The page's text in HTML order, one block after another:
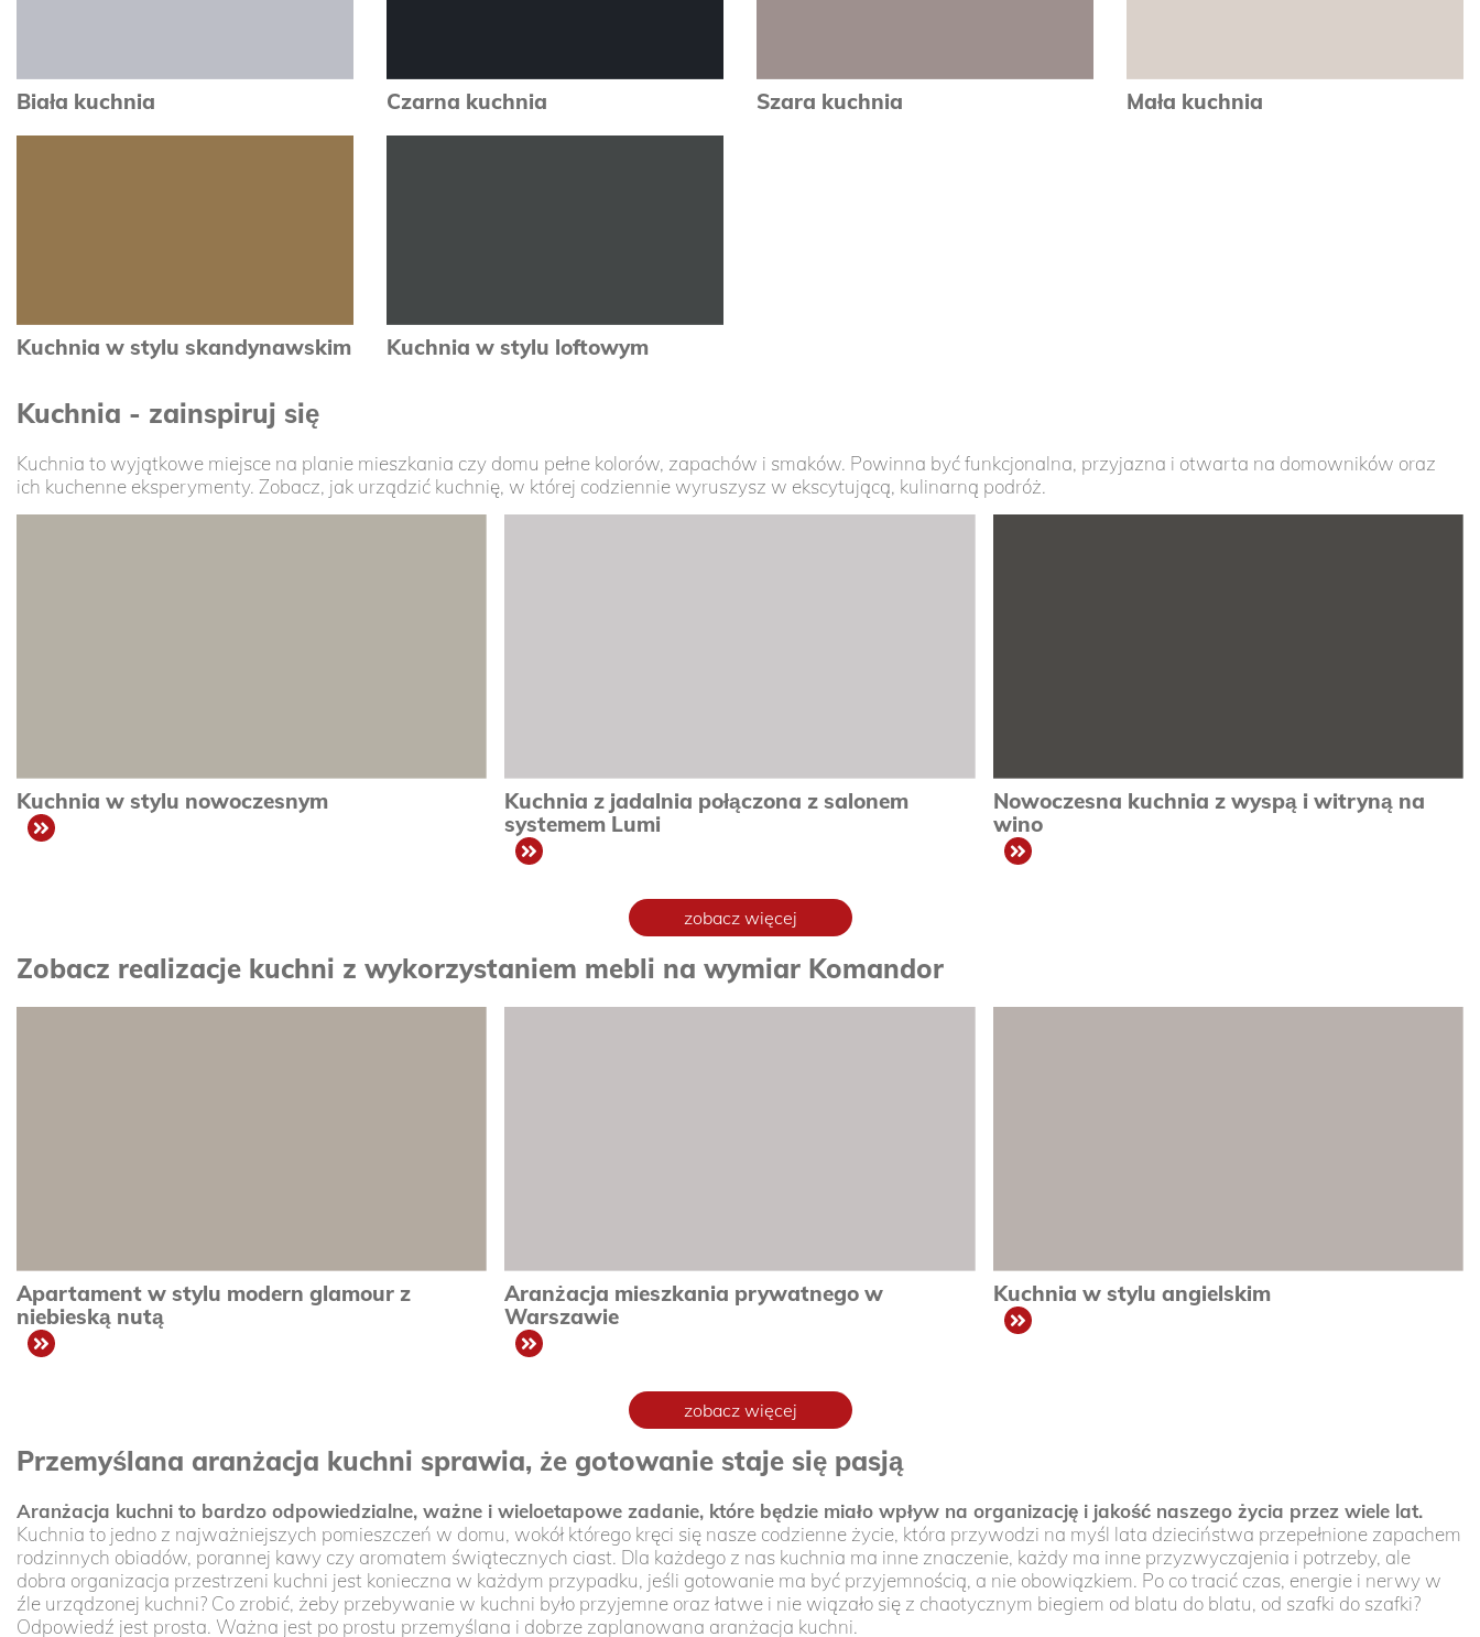
Biała kuchnia Czarna kuchnia Szara kuchnia Mała kuchnia
zobacz
Kuchnia w stylu skandynawskim Kuchnia w stylu loftowym
Kuchnia - zainspiruj się
Kuchnia to wyjątkowe miejsce na planie mieszkania czy domu pełne kolorów, zapachów i smaków. Powinna być funkcjonalna, przyjazna i otwarta na domowników oraz
ich kuchenne eksperymenty. Zobacz, jak urządzić kuchnię, w której codziennie wyruszysz w ekscytującą, kulinarną podróż.
Kuchnia w stylu nowoczesnym
zobacz
Kuchnia z jadalnia połączona z salonem
systemem Lumi
Nowoczesna kuchnia z wyspą i witryną na
wino
zobacz więcej
Zobacz realizacje kuchni z wykorzystaniem mebli na wymiar Komandor
Apartament w stylu modern glamour z
niebieską nutą
zobacz
Aranżacja mieszkania prywatnego w
Warszawie
Kuchnia w stylu angielskim
zobacz więcej
Przemyślana aranżacja kuchni sprawia, że gotowanie staje się pasją
Aranżacja kuchni to bardzo odpowiedzialne, ważne i wieloetapowe zadanie, które będzie miało wpływ na organizację i jakość naszego życia przez wiele lat.
Kuchnia to jedno z najważniejszych pomieszczeń w domu, wokół którego kręci się nasze codzienne życie, która przywodzi na myśl lata dzieciństwa przepełnione zapachem
rodzinnych obiadów, porannej kawy czy aromatem świątecznych ciast. Dla każdego z nas kuchnia ma inne znaczenie, każdy ma inne przyzwyczajenia i potrzeby, ale
dobra organizacja przestrzeni kuchni jest konieczna w każdym przypadku, jeśli gotowanie ma być przyjemnością, a nie obowiązkiem. Po co tracić czas, energie i nerwy w
źle urządzonej kuchni? Co zrobić, żeby przebywanie w kuchni było przyjemne oraz łatwe i nie wiązało się z chaotycznym biegiem od blatu do blatu, od szafki do szafki?
Odpowiedź jest prosta. Ważna jest po prostu przemyślana i dobrze zaplanowana aranżacja kuchni.